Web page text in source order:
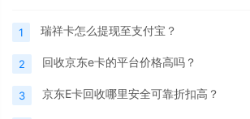
1 瑞祥卡怎么提现至支付宝？
2 回收京东e卡的平台价格高吗？
3 京东E卡回收哪里安全可靠折扣高？